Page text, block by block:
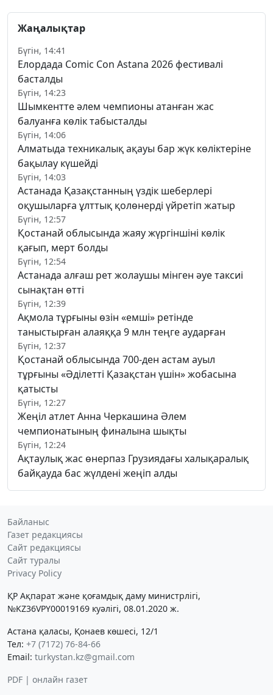
Жаңалықтар
Бүгін, 14:41
Елордада Comic Con Astana 2026 фестивалі
басталды
Бүгін, 14:23
Шымкентте әлем чемпионы атанған жас
балуанға көлік табысталды
Бүгін, 14:06
Алматыда техникалық ақауы бар жүк көліктеріне
бақылау күшейді
Бүгін, 14:03
Астанада Қазақстанның үздік шеберлері
оқушыларға ұлттық қолөнерді үйретіп жатыр
Бүгін, 12:57
Қостанай облысында жаяу жүргіншіні көлік
қағып, мерт болды
Бүгін, 12:54
Астанада алғаш рет жолаушы мінген әуе таксиі
сынақтан өтті
Бүгін, 12:39
Ақмола тұрғыны өзін «емші» ретінде
таныстырған алаяққа 9 млн теңге аударған
Бүгін, 12:37
Қостанай облысында 700-ден астам ауыл
тұрғыны «Әділетті Қазақстан үшін» жобасына
қатысты
Бүгін, 12:27
Жеңіл атлет Анна Черкашина Әлем
чемпионатының финалына шықты
Бүгін, 12:24
Ақтаулық жас өнерпаз Грузиядағы халықаралық
байқауда бас жүлдені жеңіп алды
Байланыс
Газет редакциясы
Сайт редакциясы
Сайт туралы
Privacy Policy
ҚР Ақпарат және қоғамдық даму министрлігі,
№KZ36VPY00019169 куәлігі, 08.01.2020 ж.
Астана қаласы, Қонаев көшесі, 12/1
Тел: +7 (7172) 76-84-66
Email: turkystan.kz@gmail.com
PDF | онлайн газет